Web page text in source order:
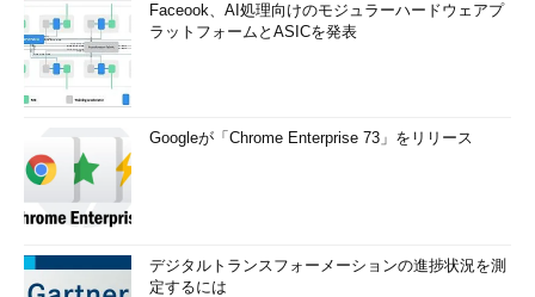
ヤフー 宮武大地氏
膨大なアクセスを受け付けるための共通プロキシサーバの構築
これまでもログインページや決済、申し込みフォームなど、セ
キュアな通信であるべき箇所については、それぞれの運用方法で
管理され、HTTPS化されていたが、全体のHTTPS化をより効率
築を行った。
Faceook、AI処理向けのモジュラーハードウェアプ
ラットフォームとASICを発表
Googleが「Chrome Enterprise 73」をリリース
デジタルトランスフォーメーションの進捗状況を測
定するには